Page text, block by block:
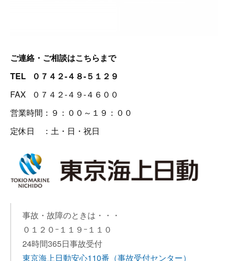
ご連絡・ご相談はこちらまで
TEL ０７４２-４８-５１２９
FAX ０７４２-４９-４６００
営業時間：９：００～１９：００
定休日 ：土・日・祝日
事故・故障のときは・・・
０１２０ｰ１１９ｰ１１０
24時間365日事故受付
東京海上日動安心110番 （事故受付センター）